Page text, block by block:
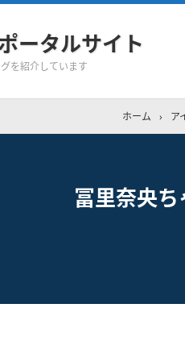
ータルサイト
を紹介しています
ホーム › ア
冨里奈央ち